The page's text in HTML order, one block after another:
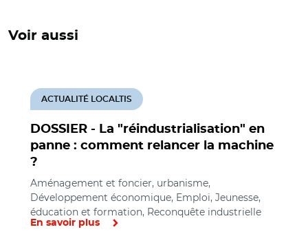
Voir aussi
DOSSIER - La "réindustrialisation" en
panne : comment relancer la machine
?
ACTUALITÉ LOCALTIS
Aménagement et foncier, urbanisme,
Développement économique, Emploi, Jeunesse,
éducation et formation, Reconquête industrielle
En savoir plus